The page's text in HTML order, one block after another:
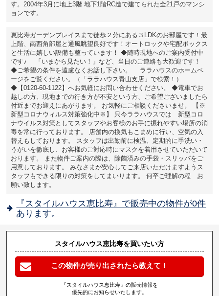
す。2004年3月に地上3階 地下1階RC造で建てられた全21戸のマンシ
ョンです。
恵比寿ガーデンプレイスまで徒歩２分にある３LDKのお部屋です！最
上階、南西角部屋と通風眺望良好です！オートロックや宅配ボックス
と生活に嬉しい設備も整っています！ ◆随時現地へのご案内受付中
です♪ 「いまから見たい！」など、当日のご連絡も大歓迎です！
◆ご希望の条件を遠慮なくお話し下さい。 ララハウスのホームペ
ージをご覧ください。（「ララハウス青山支店」で検索！）
◆【0120-60-1122】へお気軽にお問い合わせください。 ◆電車でお
越しの方、現地までの行き方が不安という方、ご希望ございましたら
付近までお迎えにあがります。 お気軽にご相談くださいませ。 【※
新型コロナウィルス対策強化中※】 只今ララハウスでは 新型コロ
ナウイルス対策としてスタッフやお客様のお手に振れやすい場所の消
毒を常に行っております。 店舗内の換気もこまめに行い、空気の入
替えもしております。 スタッフは出勤前に検温、定期的に手洗い・
うがいを徹底し、お客様のご対応時にマスクを着用させていただいて
おります。 また物件ご案内の際は、除菌済みの手袋・スリッパをご
用意しております。 みなさまが安心してご来店いただけますようス
タッフもできる限りの対策をしてまいります。 何卒ご理解の程 お
願い致します。
『スタイルハウス恵比寿』で販売中の物件が0件
あります。
スタイルハウス恵比寿を買いたい方
この物件が売り出されたら教えて！
『スタイルハウス恵比寿』の販売情報を
優先的にお知らせいたします。